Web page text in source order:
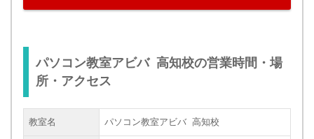
パソコン教室アビバ 高知校の営業時間・場
所・アクセス
教室名 パソコン教室アビバ 高知校